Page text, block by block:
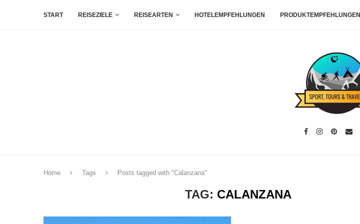
START REISEZIELE REISEARTEN HOTELEMPFEHLUNGEN PRODUKTEMPFEHLUNGEN
Home Tags Posts tagged with "Calanzana"
TAG: CALANZANA